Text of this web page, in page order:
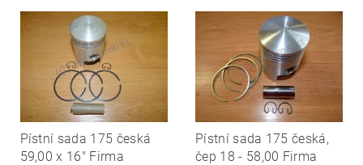
Pístní sada 175 česká
59,00 x 16" Firma
Pístní sada 175 česká,
čep 18 - 58,00 Firma